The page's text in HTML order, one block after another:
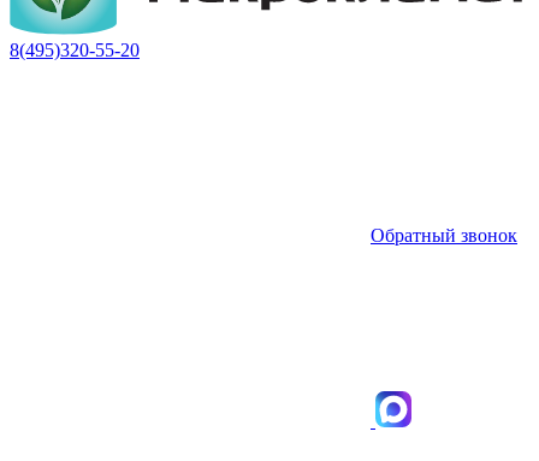
8(495)320-55-20
Обратный звонок